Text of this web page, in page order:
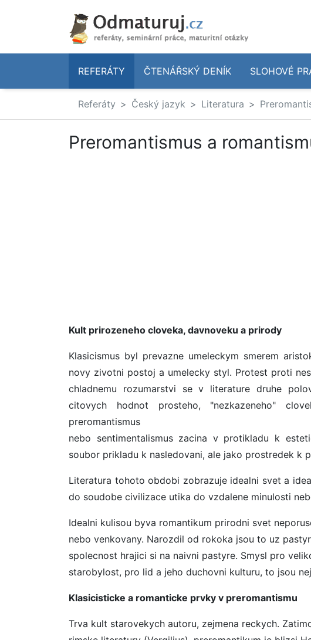
REFERÁTY ČTENÁŘSKÝ DENÍK SLOHOVÉ
Referáty Český jazyk Literatura
Preromantismus a
Kult prirozeneho cloveka, davnoveku a prirody
Klasicismus byl prevazne umeleckym smerem
novy zivotni postoj a umelecky styl. Protest proti
chladnemu rozumarstvi se v literature druhe
citovych hodnot prosteho, "nezkazeneho"
preromantismus
nebo sentimentalismus zacina v protikladu k
soubor prikladu k nasledovani, ale jako prostredek k
Literatura tohoto obdobi zobrazuje idealni svet a
do soudobe civilizace utika do vzdalene minulosti
Idealni kulisou byva romantikum prirodni svet
nebo venkovany. Narozdil od rokoka jsou to uz
spolecnost hrajici si na naivni pastyre. Smysl pro
starobylost, pro lid a jeho duchovni kulturu, to jsou
Klasicisticke a romanticke prvky v preromantismu
Trva kult starovekych autoru, zejmena reckych.